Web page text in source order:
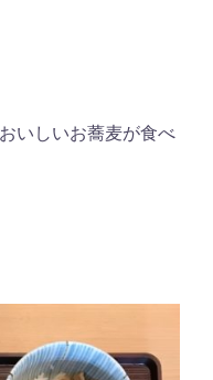
いしいお蕎麦が食べ